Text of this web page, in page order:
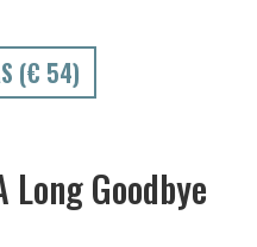
(€ 54)
Goodbye